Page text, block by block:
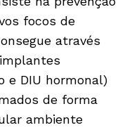
focos de
através
e DIU hormonal)
de forma
ambiente